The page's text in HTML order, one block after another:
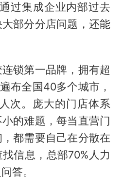
过集成企业内部过去
部分分店问题，还能
锁第一品牌，拥有超
布全国40多个城市，
次。庞大的门店体系
的难题，每当直营门
都需要自己在分散在
信息，总部70%人力
答。